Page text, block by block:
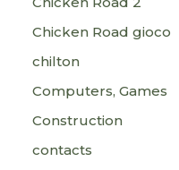
Chicken Road gioco
chilton
Computers, Games
Construction
contacts